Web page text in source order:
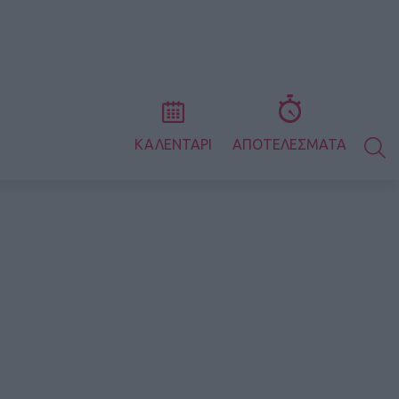
ΚΑΛΕΝΤΑΡΙ ΑΠΟΤΕΛΕΣΜΑΤΑ